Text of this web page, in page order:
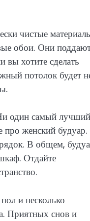
чистые
обои. Они
вы хотите сделать
потолок будет
один самый лучший
про женский
В общем,
Отдайте
и несколько
Приятных снов и